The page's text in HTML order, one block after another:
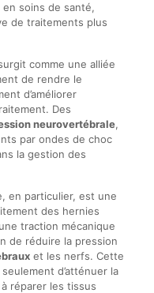
soins de santé,
de traitements plus
comme une alliée
de rendre le
d’améliorer
Des
neurovertébrale,
par ondes de choc
la gestion des
en particulier, est une
des hernies
traction mécanique
de réduire la pression
et les nerfs. Cette
d’atténuer la
réparer les tissus